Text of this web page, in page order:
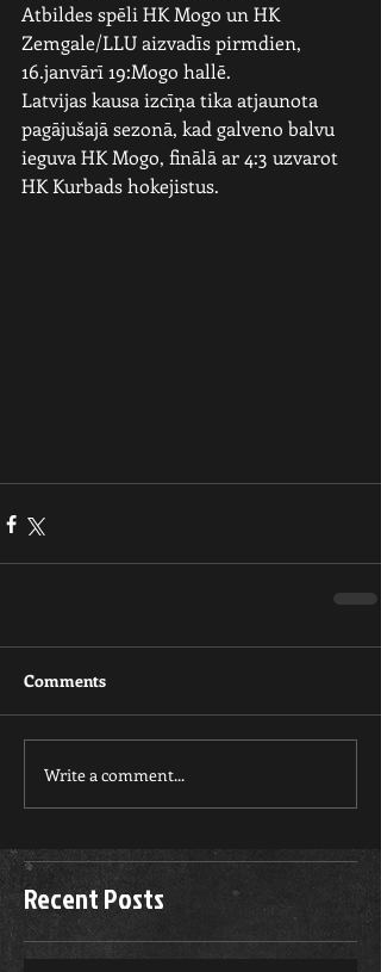
Atbildes spēli HK Mogo un HK
Zemgale/LLU aizvadīs pirmdien,
16.janvārī 19:Mogo hallē.
Latvijas kausa izcīņa tika atjaunota
pagājušajā sezonā, kad galveno balvu
ieguva HK Mogo, finālā ar 4:3 uzvarot
HK Kurbads hokejistus.
Comments
Write a comment...
Recent Posts